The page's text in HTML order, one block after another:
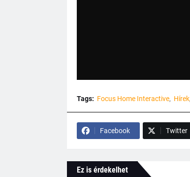
Tags: Focus Home Interactive Hírek
Facebook Twitter
Ez is érdekelhet